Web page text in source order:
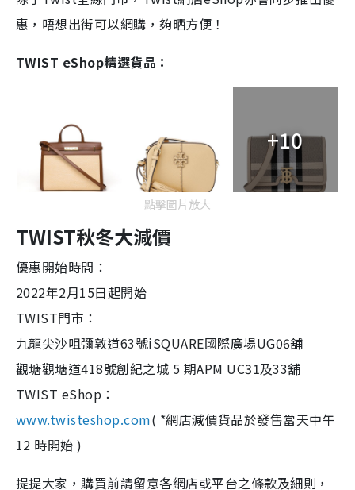
惠，唔想出街可以網購，夠晒方便！
TWIST eShop精選貨品：
+10
點擊圖片放大
TWIST秋冬大減價
優惠開始時間：
2022年2月15日起開始
TWIST門市：
九龍尖沙咀彌敦道63號iSQUARE國際廣場UG06舖
觀塘觀塘道418號創紀之城 5 期APM UC31及33舖
TWIST eShop：
www.twisteshop.com( *網店減價貨品於發售當天中午
12 時開始 )
提提大家，購買前請留意各網店或平台之條款及細則，